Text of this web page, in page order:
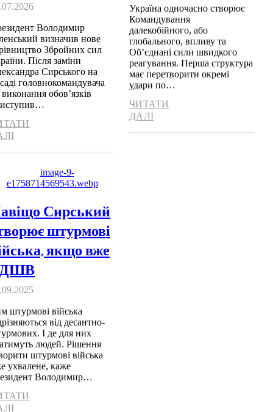
Володимир
визначив нове
Збройних сил
Після заміни
Сирського на
головнокомандувача
обов’язків
Україна одночасно створює
Командування
далекобійного, або
глобального, впливу та
Об’єднані сили швидкого
реагування. Перша структура
має перетворити окремі
удари по…
ЧИТАТИ
ДАЛІ
Сирський
штурмові
якщо вже
ДШВ
штурмові війська
від десантно-
І де для них
людей. Рішення
штурмові війська
ухвалене, каже
Володимир…